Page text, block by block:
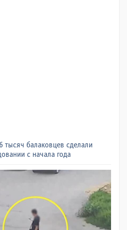
тысяч балаковцев сделали
с начала года